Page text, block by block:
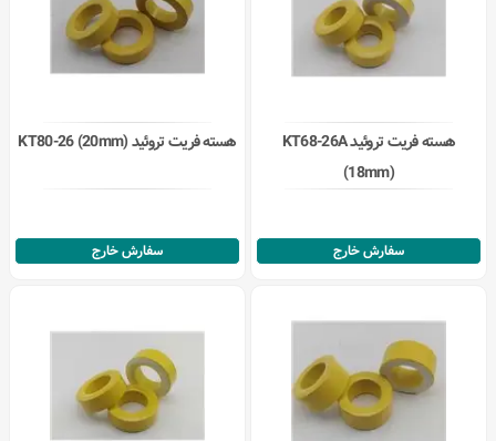
هسته فریت تروئید KT68-26A
(18mm)
سفارش خارج
هسته فریت تروئید KT80-26 (20mm)
سفارش خارج